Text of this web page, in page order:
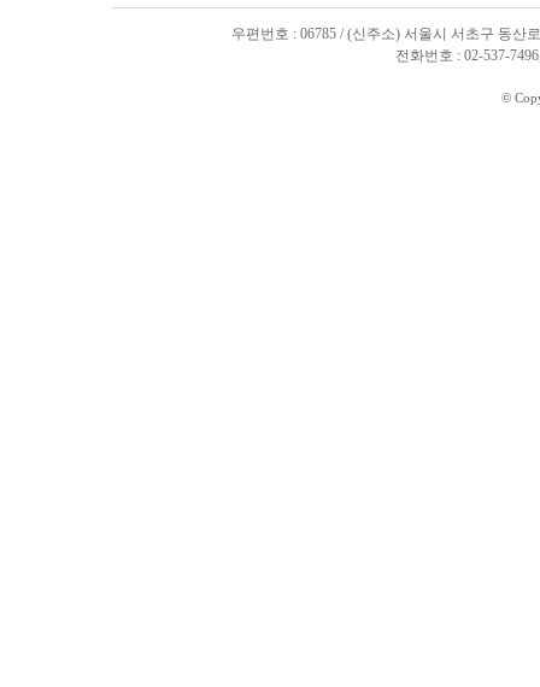
우편번호 : 06785 / (신주소) 서울시 서초구 동산
전화번호 : 02-537-
©